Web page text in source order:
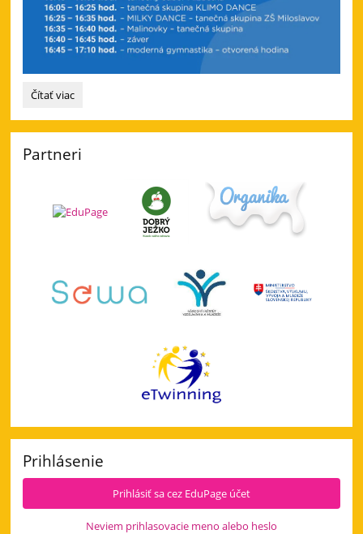
Pozvánka
na
telocvične
Čítať viac
Partneri
Prihlásenie
Prihlásiť sa cez EduPage účet
Neviem prihlasovacie meno alebo heslo